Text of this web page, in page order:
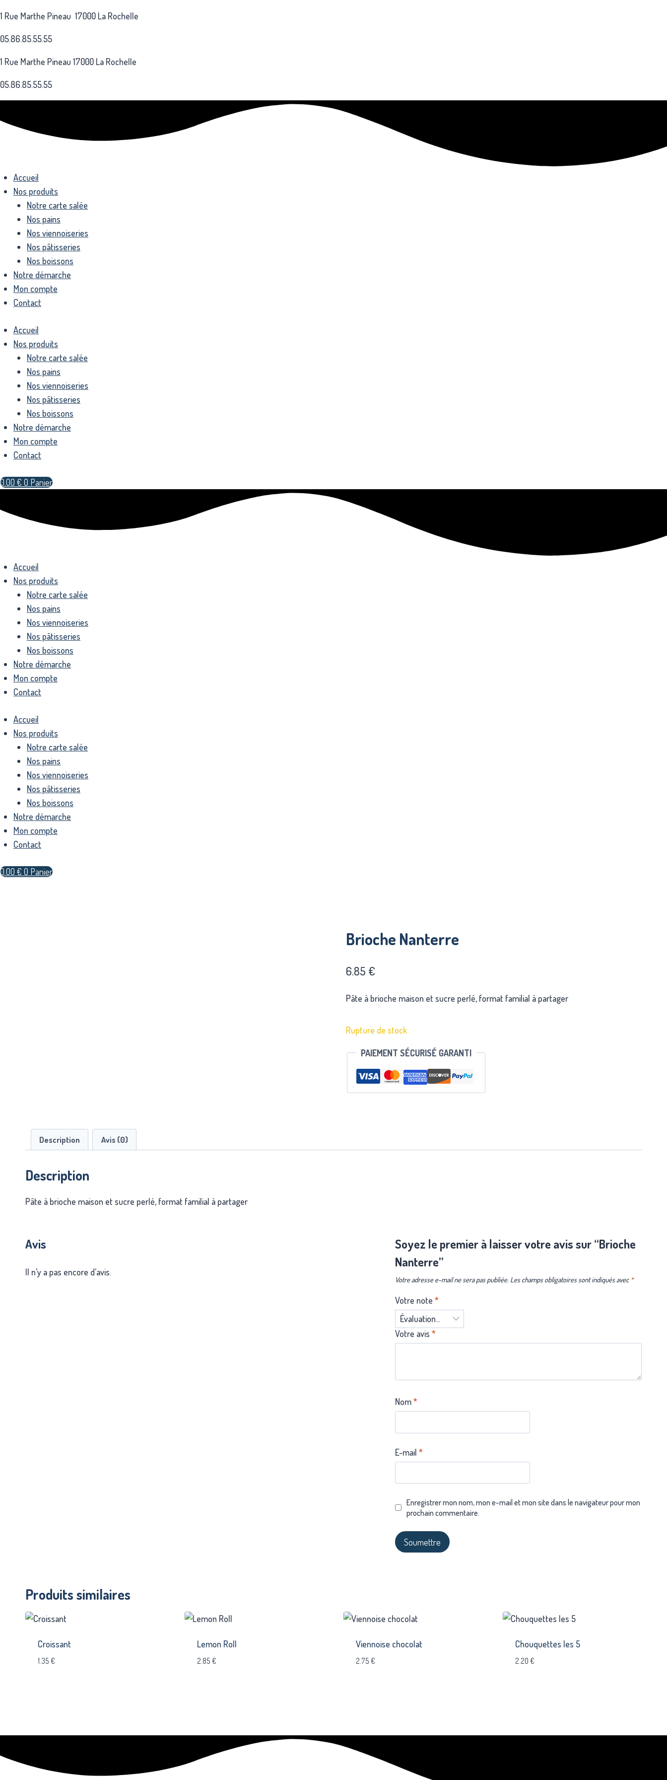
au
contenu
1 Rue Marthe Pineau 17000 La Rochelle
05.86.85.55.55
1 Rue Marthe Pineau 17000 La Rochelle
05.86.85.55.55
Accueil
Nos produits
Notre carte salée
Nos pains
Nos viennoiseries
Nos pâtisseries
Nos boissons
Notre démarche
Mon compte
Contact
Accueil
Nos produits
Notre carte salée
Nos pains
Nos viennoiseries
Nos pâtisseries
Nos boissons
Notre démarche
Mon compte
Contact
0.00 € 0 Panier
Accueil
Nos produits
Notre carte salée
Nos pains
Nos viennoiseries
Nos pâtisseries
Nos boissons
Notre démarche
Mon compte
Contact
Accueil
Nos produits
Notre carte salée
Nos pains
Nos viennoiseries
Nos pâtisseries
Nos boissons
Notre démarche
Mon compte
Contact
0.00 € 0 Panier
Brioche Nanterre
6.85 €
Pâte à brioche maison et sucre perlé, format familial à partager
Rupture de stock
PAIEMENT SÉCURISÉ GARANTI
Description Avis (0)
Description
Pâte à brioche maison et sucre perlé, format familial à partager
Avis
Il n’y a pas encore d’avis.
Soyez le premier à laisser votre avis sur “Brioche
Nanterre”
Votre adresse e-mail ne sera pas publiée. Les champs obligatoires sont indiqués avec *
Votre note*
Votre avis*
Nom*
E-mail*
Enregistrer mon nom, mon e-mail et mon site dans le navigateur pour mon
prochain commentaire.
Produits similaires
Croissant
1.35 €
Lemon Roll
2.85 €
Viennoise chocolat
2.75 €
Chouquettes les 5
2.20 €